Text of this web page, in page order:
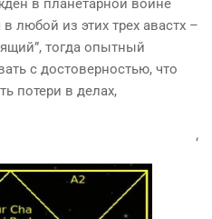
в планетарной войне
любой из этих трех авастх –
тогда опытный
с достоверностью, что
потери в делах,
‘